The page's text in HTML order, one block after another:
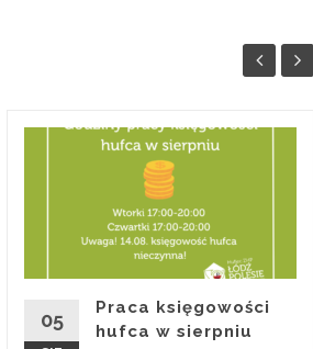
05
Praca księgowości
hufca w sierpniu